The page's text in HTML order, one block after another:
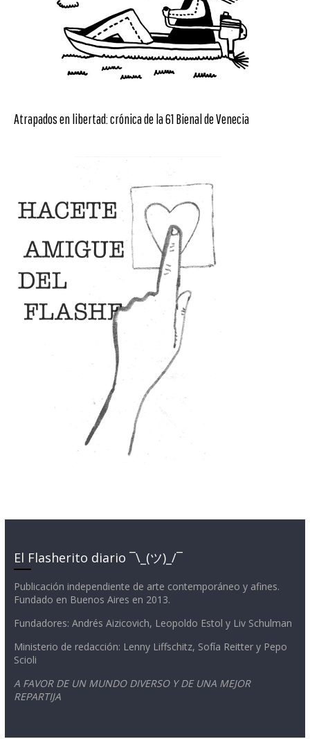
Atrapados en libertad: crónica de la 61 Bienal de Venecia
El Flasherito diario ¯\_(ツ)_/¯
Publicación independiente de arte contemporáneo y afines.
Fundado en Buenos Aires en 2013.
Fundadores: Andrés Aizicovich, Leopoldo Estol y Liv Schulman
Ministerio de redacción: Lenny Liffschitz, Sofía Reitter y Pepo
Scioli
A FAVOR DE UN MUNDO DIVERSO Y DE UNA MEJOR
REPARTIJA